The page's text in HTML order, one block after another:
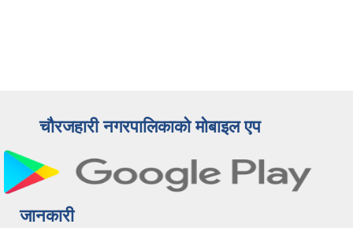
चौरजहारी नगरपालिकाको मोबाइल एप
जानकारी